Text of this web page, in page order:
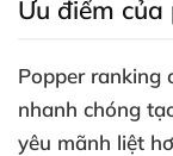
Ưu điểm của
Popper ranking
nhanh chóng
yêu mãnh liệt